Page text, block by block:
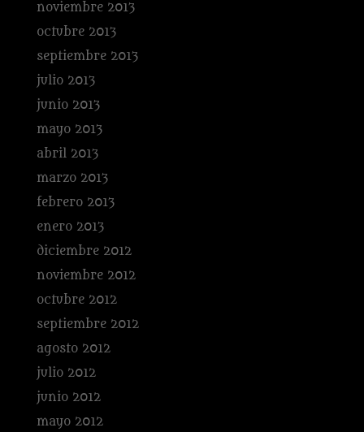
noviembre 2013
octubre 2013
septiembre 2013
julio 2013
junio 2013
mayo 2013
abril 2013
marzo 2013
febrero 2013
enero 2013
diciembre 2012
noviembre 2012
octubre 2012
septiembre 2012
agosto 2012
julio 2012
junio 2012
mayo 2012